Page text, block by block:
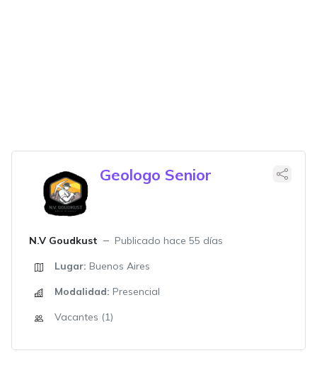
Geologo Senior
N.V Goudkust
Publicado hace 55 días
Lugar: Buenos Aires
Modalidad: Presencial
Vacantes (1)